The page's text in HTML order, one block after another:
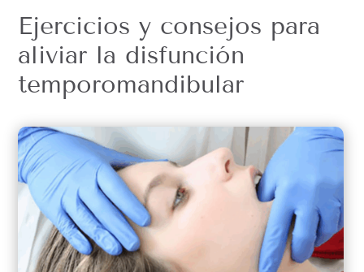
Ejercicios y consejos para
aliviar la disfunción
temporomandibular